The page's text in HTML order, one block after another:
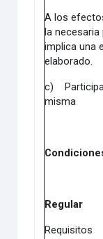
A los
la
implica una
elaborado.
c)
misma
Regular
Requisitos